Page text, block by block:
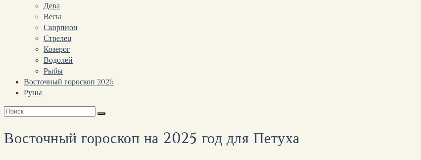
Дева
Весы
Скорпион
Стрелец
Козерог
Водолей
Рыбы
Восточный гороскоп 2026
Руны
Восточный гороскоп на 2025 год для Петуха